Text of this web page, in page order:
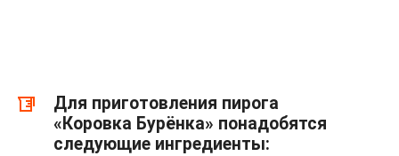
Для приготовления пирога
«Коровка Бурёнка» понадобятся
следующие ингредиенты: